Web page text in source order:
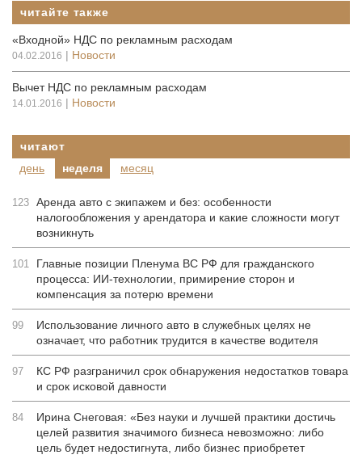
читайте также
«Входной» НДС по рекламным расходам
04.02.2016 | Новости
Вычет НДС по рекламным расходам
14.01.2016 | Новости
читают
день
неделя месяц
123 Аренда авто с экипажем и без: особенности
налогообложения у арендатора и какие сложности могут
возникнуть
101
Главные позиции Пленума ВС РФ для гражданского
процесса: ИИ-технологии, примирение сторон и
компенсация за потерю времени
99
Использование личного авто в служебных целях не
означает, что работник трудится в качестве водителя
97
КС РФ разграничил срок обнаружения недостатков товара
и срок исковой давности
84
Ирина Снеговая: «Без науки и лучшей практики достичь
целей развития значимого бизнеса невозможно: либо
цель будет недостигнута, либо бизнес приобретет